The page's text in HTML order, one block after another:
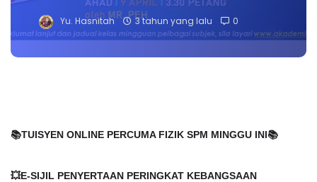
Yu. Hasnitah 3 tahun yang lalu 0
📚TUISYEN ONLINE PERCUMA FIZIK SPM MINGGU INI📚
💥E-SIJIL PENYERTAAN PERINGKAT KEBANGSAAN